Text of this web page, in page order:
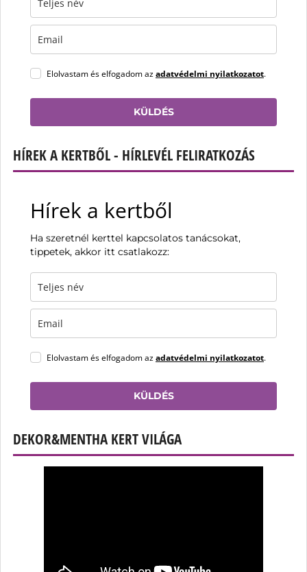
Elolvastam és elfogadom azadatvédelmi nyilatkozatot.
KÜLDÉS
HÍREK A KERTBŐL - HÍRLEVÉL FELIRATKOZÁS
Hírek a kertből
Ha szeretnél kerttel kapcsolatos tanácsokat,
tippetek, akkor itt csatlakozz:
Elolvastam és elfogadom azadatvédelmi nyilatkozatot.
KÜLDÉS
DEKOR&MENTHA KERT VILÁGA